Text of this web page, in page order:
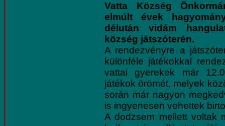
Vatta Község
elmúlt évek
délután vidám
község játszóterén.
A rendezvényre a
különféle játékokkal
vattai gyerekek már
játékok örömét, melyek
során már nagyon
is ingyenesen vehettek
A dodzsem mellett voltak